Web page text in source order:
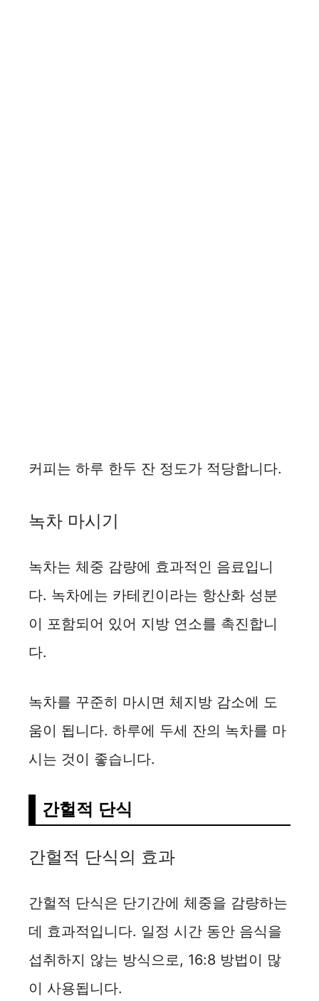
커피는 하루 한두 잔 정도가 적당합니다.
녹차 마시기
녹차는 체중 감량에 효과적인 음료입니
다. 녹차에는 카테킨이라는 항산화 성분
이 포함되어 있어 지방 연소를 촉진합니
다.
녹차를 꾸준히 마시면 체지방 감소에 도
움이 됩니다. 하루에 두세 잔의 녹차를 마
시는 것이 좋습니다.
간헐적 단식
간헐적 단식의 효과
간헐적 단식은 단기간에 체중을 감량하는
데 효과적입니다. 일정 시간 동안 음식을
섭취하지 않는 방식으로, 16:8 방법이 많
이 사용됩니다.